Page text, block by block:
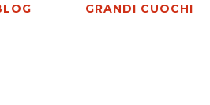
GRANDI CUOCHI